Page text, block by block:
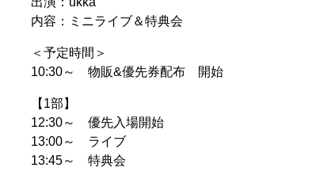
内容：ミニライブ＆特典会
＜予定時間＞
10:30～ 物販&優先券配布 開始
【1部】
12:30～ 優先入場開始
13:00～ ライブ
13:45～ 特典会